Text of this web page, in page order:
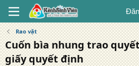
Rao vặt
Cuốn bìa nhung trao
giấy quyết định